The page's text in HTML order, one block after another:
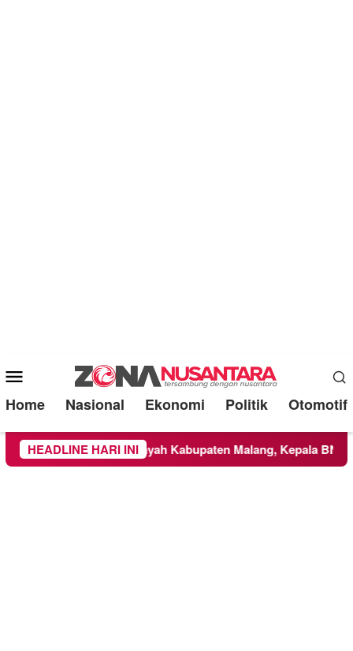
Mobile
Menu
Home Nasional Ekonomi Politik Otomotif
HEADLINE HARI INI
Meluas ke Wilayah Kabupaten Malang, Kepala BNPB